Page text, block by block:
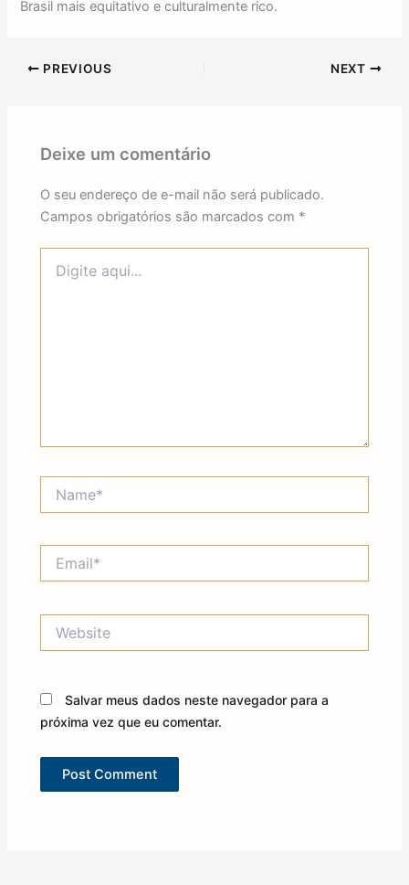
Brasil mais equitativo e culturalmente rico.
PREVIOUS NEXT
Deixe um comentário
O seu endereço de e-mail não será publicado.
Campos obrigatórios são marcados com *
aqui...
Salvar meus dados neste navegador para a
próxima vez que eu comentar.